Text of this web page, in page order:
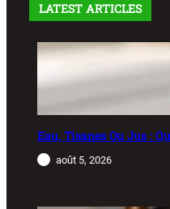
LATEST ARTICLES
Eau, Tisanes Ou Jus :
août 5, 2026